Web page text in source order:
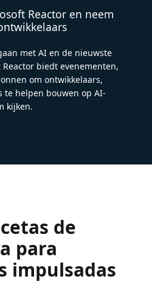
Reactor en neem
met AI en de nieuwste
biedt evenementen,
om ontwikkelaars,
helpen bouwen op AI-
kijken.
de
para
impulsadas